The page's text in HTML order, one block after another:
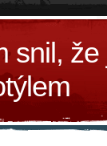
snil, že